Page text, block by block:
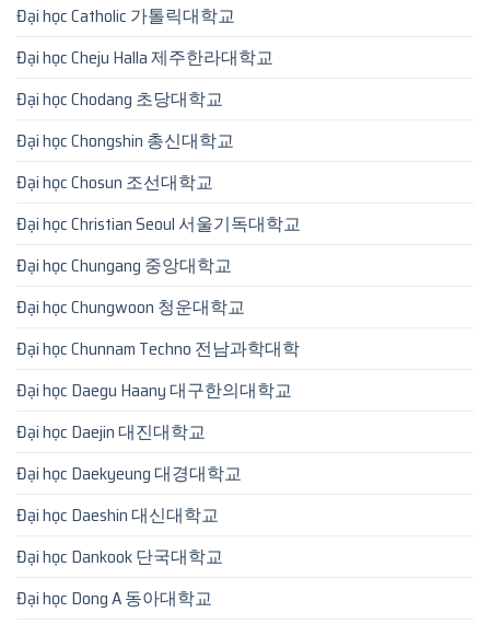
Đại học Catholic 가톨릭대학교
Đại học Cheju Halla 제주한라대학교
Đại học Chodang 초당대학교
Đại học Chongshin 총신대학교
Đại học Chosun 조선대학교
Đại học Christian Seoul 서울기독대학교
Đại học Chungang 중앙대학교
Đại học Chungwoon 청운대학교
Đại học Chunnam Techno 전남과학대학
Đại học Daegu Haany 대구한의대학교
Đại học Daejin 대진대학교
Đại học Daekyeung 대경대학교
Đại học Daeshin 대신대학교
Đại học Dankook 단국대학교
Đại học Dong A 동아대학교